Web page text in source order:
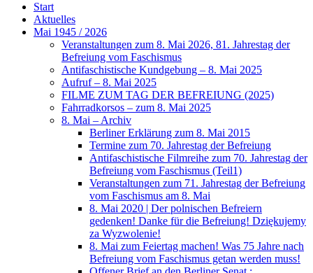
Start
Aktuelles
Mai 1945 / 2026
Veranstaltungen zum 8. Mai 2026, 81. Jahrestag der
Befreiung vom Faschismus
Antifaschistische Kundgebung – 8. Mai 2025
Aufruf – 8. Mai 2025
FILME ZUM TAG DER BEFREIUNG (2025)
Fahrradkorsos – zum 8. Mai 2025
8. Mai – Archiv
Berliner Erklärung zum 8. Mai 2015
Termine zum 70. Jahrestag der Befreiung
Antifaschistische Filmreihe zum 70. Jahrestag der
Befreiung vom Faschismus (Teil1)
Veranstaltungen zum 71. Jahrestag der Befreiung
vom Faschismus am 8. Mai
8. Mai 2020 | Der polnischen Befreiern
gedenken! Danke für die Befreiung! Dziękujemy
za Wyzwolenie!
8. Mai zum Feiertag machen! Was 75 Jahre nach
Befreiung vom Faschismus getan werden muss!